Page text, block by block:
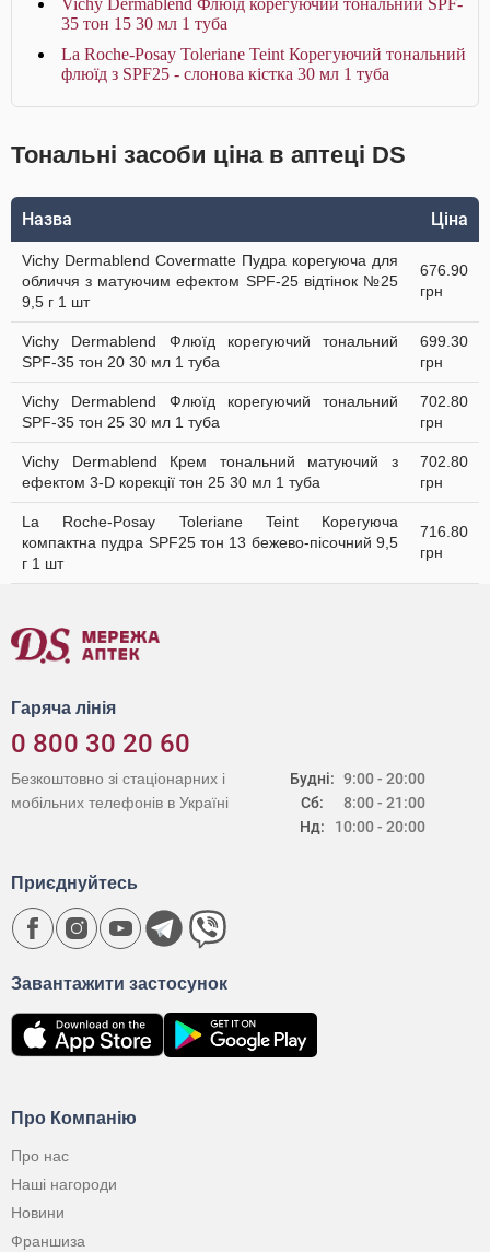
Vichy Dermablend Флюїд корегуючий тональний SPF-
35 тон 15 30 мл 1 туба
La Roche-Posay Toleriane Teint Корегуючий тональний
флюїд з SPF25 - слонова кістка 30 мл 1 туба
Тональні засоби ціна в аптеці DS
Назва Ціна
Vichy Dermablend Covermatte Пудра корегуюча для
обличчя з матуючим ефектом SPF-25 відтінок №25
9,5 г 1 шт
676.90
грн
Vichy Dermablend Флюїд корегуючий тональний
SPF-35 тон 20 30 мл 1 туба
699.30
грн
Vichy Dermablend Флюїд корегуючий тональний
SPF-35 тон 25 30 мл 1 туба
702.80
грн
Vichy Dermablend Крем тональний матуючий з
ефектом 3-D корекції тон 25 30 мл 1 туба
702.80
грн
La Roche-Posay Toleriane Teint Корегуюча
компактна пудра SPF25 тон 13 бежево-пісочний 9,5
г 1 шт
716.80
грн
Гаряча лінія
0 800 30 20 60
Будні:
Сб:
Нд:
9:00 - 20:00
8:00 - 21:00
10:00 - 20:00
Безкоштовно зі стаціонарних і
мобільних телефонів в Україні
Про Компанію
Про нас
Наші нагороди
Новини
Франшиза
Завантажити застосунок
Приєднуйтесь